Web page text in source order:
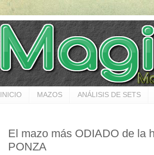
INICIO MAZOS ANÁLISIS DE SETS
El mazo más ODIADO de la
PONZA